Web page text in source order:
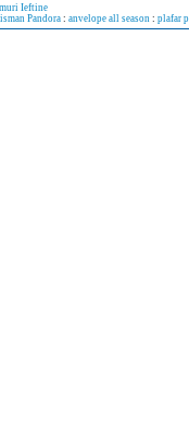
Ieftine
Pandora : anvelope all season : plafar